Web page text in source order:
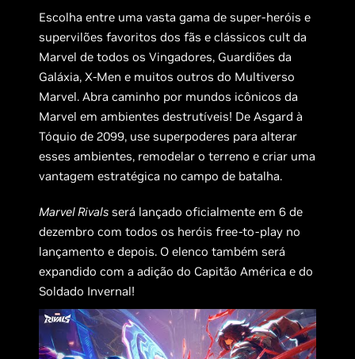
Escolha entre uma vasta gama de super-heróis e
supervilões favoritos dos fãs e clássicos cult da
Marvel de todos os Vingadores, Guardiões da
Galáxia, X-Men e muitos outros do Multiverso
Marvel. Abra caminho por mundos icônicos da
Marvel em ambientes destrutíveis! De Asgard à
Tóquio de 2099, use superpoderes para alterar
esses ambientes, remodelar o terreno e criar uma
vantagem estratégica no campo de batalha.
Marvel Rivals será lançado oficialmente em 6 de
dezembro com todos os heróis free-to-play no
lançamento e depois. O elenco também será
expandido com a adição do Capitão América e do
Soldado Invernal!